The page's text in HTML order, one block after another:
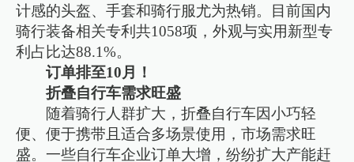
计感的头盔、手套和骑行服尤为热销。目前国内
骑行装备相关专利共1058项，外观与实用新型专
利占比达88.1%。
订单排至10月！
折叠自行车需求旺盛
随着骑行人群扩大，折叠自行车因小巧轻
便、便于携带且适合多场景使用，市场需求旺
盛。一些自行车企业订单大增，纷纷扩大产能赶